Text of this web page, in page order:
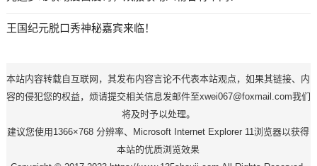
王国纪元脱口秀神秘嘉宾来临！
本站内容转载自互联网，其发布内容言论不代表本站观点，如果其链接、内
容的侵犯您的权益，烦请提交相关信息发邮件至xwei067@foxmail.com我们
将及时予以处理。
建议您使用1366×768 分辨率、Microsoft Internet Explorer 11浏览器以获得
本站的优质浏览效果